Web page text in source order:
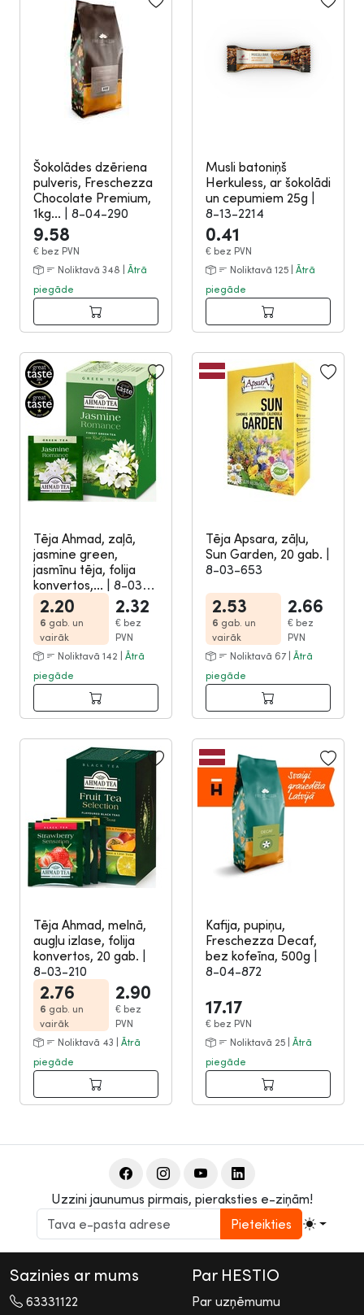
Šokolādes dzēriena
pulveris, Freschezza
Chocolate Premium,
1kg...
8-04-290
9.58
€ bez PVN
Noliktavā 348 | Ātrā
piegāde
Musli batoniņš
Herkuless, ar šokolādi
un cepumiem 25g
8-13-2214
0.41
€ bez PVN
Noliktavā 125 | Ātrā
piegāde
Tēja Ahmad, zaļā,
jasmine green,
jasmīnu tēja, folija
konvertos,...
8-03-
2612.20
6 gab. un
vairāk
2.32
€ bez
PVN
Noliktavā 142 | Ātrā
piegāde
Tēja Apsara, zāļu,
Sun Garden, 20 gab.
8-03-653
2.53
6 gab. un
vairāk
2.66
€ bez
PVN
Noliktavā 67 | Ātrā
piegāde
Tēja Ahmad, melnā,
augļu izlase, folija
konvertos, 20 gab.
8-03-210
2.76
6 gab. un
vairāk
2.90
€ bez
PVN
Noliktavā 43 | Ātrā
piegāde
Kafija, pupiņu,
Freschezza Decaf,
bez kofeīna, 500g
8-04-872
17.17
€ bez PVN
Noliktavā 25 | Ātrā
piegāde
Uzzini jaunumus pirmais, pieraksties e-ziņām!
Pieteikties
Sazinies ar mums
63331122
Par HESTIO
Par uzņēmumu